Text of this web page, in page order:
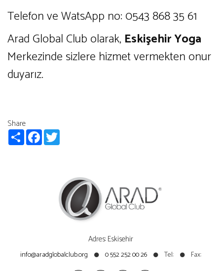
Telefon ve WatsApp no: 0543 868 35 61
Arad Global Club olarak, Eskişehir Yoga
Merkezinde sizlere hizmet vermekten onur
duyarız.
Share
ShareFacebook
Adres: Eskisehir
info@aradglobalclub.org 0 552 252 00 26 Tel: Fax: